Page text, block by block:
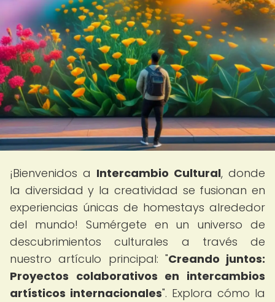
¡Bienvenidos a Intercambio Cultural, donde
la diversidad y la creatividad se fusionan en
experiencias únicas de homestays alrededor
del mundo! Sumérgete en un universo de
descubrimientos culturales a través de
nuestro artículo principal: "Creando juntos:
Proyectos colaborativos en intercambios
artísticos internacionales". Explora cómo la